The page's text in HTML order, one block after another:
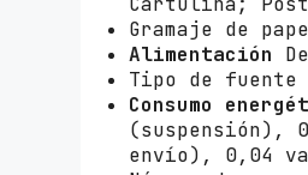
Gramaje de
Alimentación
Tipo de
Consumo
(suspensión),
envío), 0,04